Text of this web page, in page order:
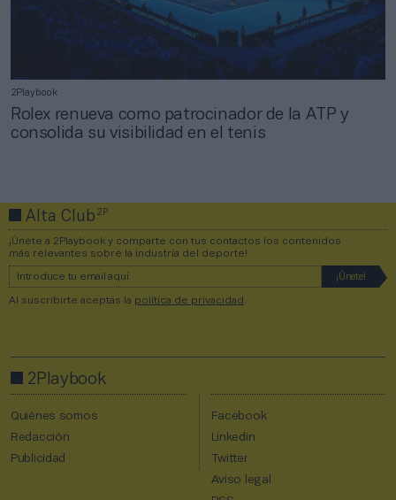
2Playbook
Rolex renueva como patrocinador de la ATP y
consolida su visibilidad en el tenis
Alta Club2P
¡Únete a 2Playbook y comparte con tus contactos los contenidos
más relevantes sobre la industria del deporte!
Al suscribirte aceptas la política de privacidad
2Playbook
Quiénes somos
Redacción
Publicidad
Facebook
Linkedin
Twitter
Aviso legal